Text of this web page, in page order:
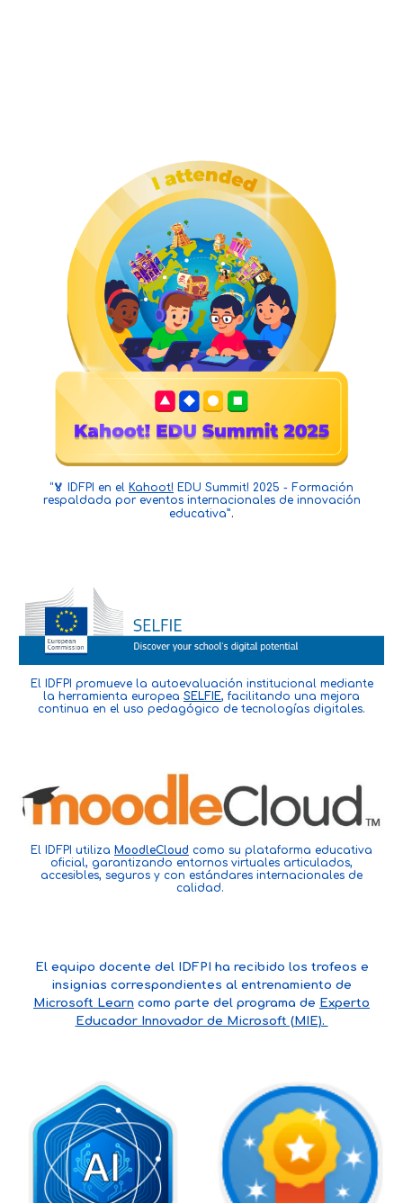
“🏅 IDFPI en el Kahoot! EDU Summit! 2025 - Formación
respaldada por eventos internacionales de innovación
educativa”.
El IDFPI promueve la autoevaluación institucional mediante
la herramienta europea SELFIE, facilitando una mejora
continua en el uso pedagógico de tecnologías digitales.
El IDFPI utiliza MoodleCloud como su plataforma educativa
oficial, garantizando entornos virtuales articulados,
accesibles, seguros y con estándares internacionales de
calidad.
El equipo docente del IDFPI ha recibido los trofeos e
insignias correspondientes al entrenamiento de
Microsoft Learn como parte del programa de Experto
Educador Innovador de Microsoft (MIE).